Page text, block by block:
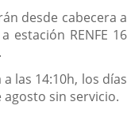
desde cabecera a
estación RENFE 16
las 14:10h, los días
agosto sin servicio.